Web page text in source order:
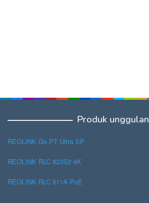
Produk unggulan
REOLINK Go PT Ultra SP
REOLINK RLC 823S2 4K
REOLINK RLC 811A PoE